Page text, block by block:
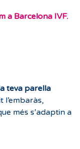
a Barcelona IVF.
teva parella
l’embaràs,
més s’adaptin a